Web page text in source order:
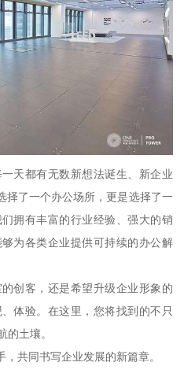
天都有无数新想法诞生、新企业
择了一个办公场所，更是选择了一
拥有丰富的行业经验、强大的销
为各类企业提供可持续的办公解
创客，还是希望升级企业形象的
体验。在这里，您将找到的不只
的土壤。
共同书写企业发展的新篇章。